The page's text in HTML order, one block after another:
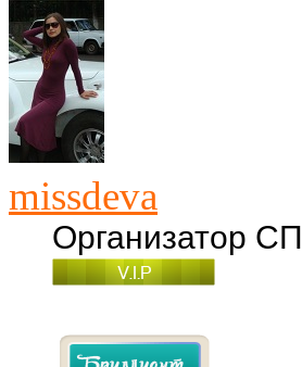
missdeva
Организатор СП